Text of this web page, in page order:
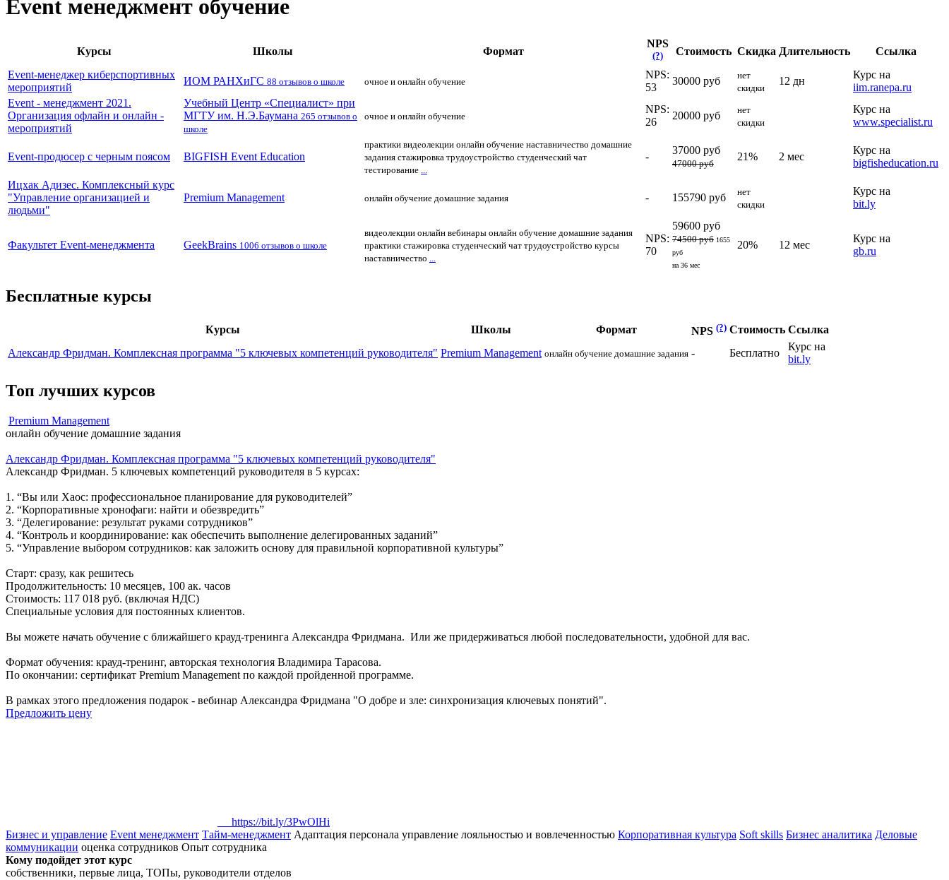
Event менеджмент обучение
Курсы Школы Формат
NPS
(?) Стоимость Скидка Длительность
Ссылка
Event-менеджер киберспортивных
мероприятий
ИОМ РАНХиГС 88 отзывов о школе очное и онлайн обучение
NPS:
53
30000 руб
нет
скидки
12 дн
Курс на
iim.ranepa.ru
Event - менеджмент 2021.
Организация офлайн и онлайн -
мероприятий
Учебный Центр «Специалист» при
МГТУ им. Н.Э.Баумана 265 отзывов о
школе
очное и онлайн обучение
NPS:
26
20000 руб
нет
скидки
Курс на
www.specialist.ru
Event-продюсер с черным поясом BIGFISH Event Education
практики видеолекции онлайн обучение наставничество домашние
задания стажировка трудоустройство студенческий чат
тестирование
-
37000 руб
47000 руб
21% 2 мес
Курс на
bigfisheducation.ru
Ицхак Адизес. Комплексный курс
"Управление организацией и
людьми"
Premium Management онлайн обучение домашние задания - 155790 руб
нет
скидки
Курс на
bit.ly
Факультет Event-менеджмента GeekBrains 1006 отзывов о школе
видеолекции онлайн вебинары онлайн обучение домашние задания
практики стажировка студенческий чат трудоустройство курсы
наставничество
NPS:
70
59600 руб
74500 руб 1655
руб
на 36 мес
20% 12 мес
Курс на
gb.ru
Бесплатные курсы
Курсы Школы Формат NPS (?) Стоимость Ссылка
Александр Фридман. Комплексная программа "5 ключевых компетенций руководителя" Premium Management онлайн обучение домашние задания - Бесплатно
Курс на
bit.ly
Топ лучших курсов
Premium Management
онлайн обучение домашние задания
Александр Фридман. Комплексная программа "5 ключевых компетенций руководителя"
Александр Фридман. 5 ключевых компетенций руководителя в 5 курсах:
1. “Вы или Хаос: профессиональное планирование для руководителей”
2. “Корпоративные хронофаги: найти и обезвредить”
3. “Делегирование: результат руками сотрудников”
4. “Контроль и координирование: как обеспечить выполнение делегированных заданий”
5. “Управление выбором сотрудников: как заложить основу для правильной корпоративной культуры”
Старт: сразу, как решитесь
Продолжительность: 10 месяцев, 100 ак. часов
Стоимость: 117 018 руб. (включая НДС)
Специальные условия для постоянных клиентов.
Вы можете начать обучение с ближайшего крауд-тренинга Александра Фридмана. Или же придерживаться любой последовательности, удобной для вас.
Формат обучения: крауд-тренинг, авторская технология Владимира Тарасова.
По окончании: сертификат Premium Management по каждой пройденной программе.
В рамках этого предложения подарок - вебинар Александра Фридмана "О добре и зле: синхронизация ключевых понятий".
Предложить цену
https://bit.ly/3PwOlHi
Бизнес и управление Event менеджмент Тайм-менеджмент Адаптация персонала управление лояльностью и вовлеченностью Корпоративная культура Soft skills Бизнес аналитика Деловые
коммуникации оценка сотрудников Опыт сотрудника
Кому подойдет этот курс
собственники, первые лица, ТОПы, руководители отделов